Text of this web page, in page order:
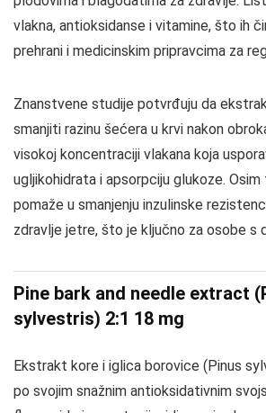
vlakna, antioksidanse i vitamine, što ih
prehrani i medicinskim pripravcima za
Znanstvene studije potvrđuju da
smanjiti razinu šećera u krvi nakon
visokoj koncentraciji vlakana koja
ugljikohidrata i apsorpciju glukoze.
pomaže u smanjenju inzulinske
zdravlje jetre, što je ključno za osobe s
Pine bark and needle extract
sylvestris) 2:1 18 mg
Ekstrakt kore i iglica borovice (Pinus
po svojim snažnim antioksidativnim